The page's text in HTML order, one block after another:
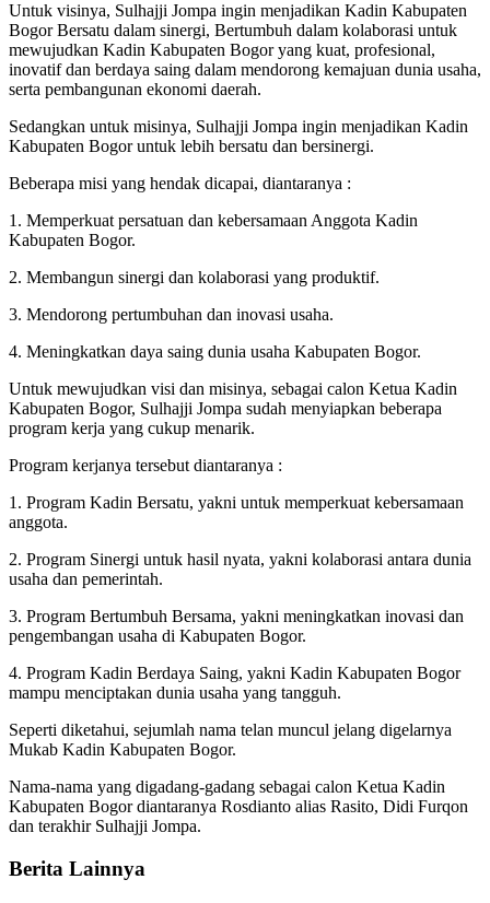
Untuk visinya, Sulhajji Jompa ingin menjadikan Kadin Kabupaten
Bogor Bersatu dalam sinergi, Bertumbuh dalam kolaborasi untuk
mewujudkan Kadin Kabupaten Bogor yang kuat, profesional,
inovatif dan berdaya saing dalam mendorong kemajuan dunia usaha,
serta pembangunan ekonomi daerah.
Sedangkan untuk misinya, Sulhajji Jompa ingin menjadikan Kadin
Kabupaten Bogor untuk lebih bersatu dan bersinergi.
Beberapa misi yang hendak dicapai, diantaranya :
1. Memperkuat persatuan dan kebersamaan Anggota Kadin
Kabupaten Bogor.
2. Membangun sinergi dan kolaborasi yang produktif.
3. Mendorong pertumbuhan dan inovasi usaha.
4. Meningkatkan daya saing dunia usaha Kabupaten Bogor.
Untuk mewujudkan visi dan misinya, sebagai calon Ketua Kadin
Kabupaten Bogor, Sulhajji Jompa sudah menyiapkan beberapa
program kerja yang cukup menarik.
Program kerjanya tersebut diantaranya :
1. Program Kadin Bersatu, yakni untuk memperkuat kebersamaan
anggota.
2. Program Sinergi untuk hasil nyata, yakni kolaborasi antara dunia
usaha dan pemerintah.
3. Program Bertumbuh Bersama, yakni meningkatkan inovasi dan
pengembangan usaha di Kabupaten Bogor.
4. Program Kadin Berdaya Saing, yakni Kadin Kabupaten Bogor
mampu menciptakan dunia usaha yang tangguh.
Seperti diketahui, sejumlah nama telan muncul jelang digelarnya
Mukab Kadin Kabupaten Bogor.
Nama-nama yang digadang-gadang sebagai calon Ketua Kadin
Kabupaten Bogor diantaranya Rosdianto alias Rasito, Didi Furqon
dan terakhir Sulhajji Jompa.
Berita Lainnya